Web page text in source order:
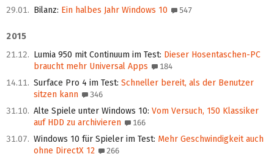
29.01. Bilanz: Ein halbes Jahr Windows 10 547
2015
21.12. Lumia 950 mit Continuum im Test: Dieser Hosentaschen-PC
braucht mehr Universal Apps
184
14.11. Surface Pro 4 im Test: Schneller bereit, als der Benutzer
sitzen kann
346
31.10. Alte Spiele unter Windows 10: Vom Versuch, 150 Klassiker
auf HDD zu archivieren
166
31.07. Windows 10 für Spieler im Test: Mehr Geschwindigkeit auch
ohne DirectX 12
266